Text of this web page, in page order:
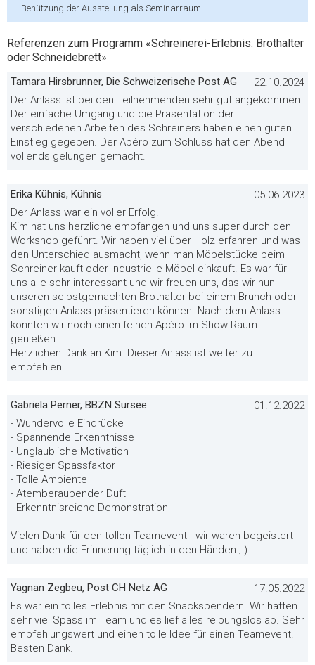
- Benützung der Ausstellung als Seminarraum
Referenzen zum Programm «Schreinerei-Erlebnis: Brothalter
oder Schneidebrett»
Tamara Hirsbrunner, Die Schweizerische Post AG
22.10.2024
Der Anlass ist bei den Teilnehmenden sehr gut angekommen.
Der einfache Umgang und die Präsentation der
verschiedenen Arbeiten des Schreiners haben einen guten
Einstieg gegeben. Der Apéro zum Schluss hat den Abend
vollends gelungen gemacht.
Erika Kühnis, Kühnis
05.06.2023
Der Anlass war ein voller Erfolg.
Kim hat uns herzliche empfangen und uns super durch den
Workshop geführt. Wir haben viel über Holz erfahren und was
den Unterschied ausmacht, wenn man Möbelstücke beim
Schreiner kauft oder Industrielle Möbel einkauft. Es war für
uns alle sehr interessant und wir freuen uns, das wir nun
unseren selbstgemachten Brothalter bei einem Brunch oder
sonstigen Anlass präsentieren können. Nach dem Anlass
konnten wir noch einen feinen Apéro im Show-Raum
genießen.
Herzlichen Dank an Kim. Dieser Anlass ist weiter zu
empfehlen.
Gabriela Perner, BBZN Sursee
01.12.2022
- Wundervolle Eindrücke
- Spannende Erkenntnisse
- Unglaubliche Motivation
- Riesiger Spassfaktor
- Tolle Ambiente
- Atemberaubender Duft
- Erkenntnisreiche Demonstration
Vielen Dank für den tollen Teamevent - wir waren begeistert
und haben die Erinnerung täglich in den Händen ;-)
Yagnan Zegbeu, Post CH Netz AG
17.05.2022
Es war ein tolles Erlebnis mit den Snackspendern. Wir hatten
sehr viel Spass im Team und es lief alles reibungslos ab. Sehr
empfehlungswert und einen tolle Idee für einen Teamevent.
Besten Dank.